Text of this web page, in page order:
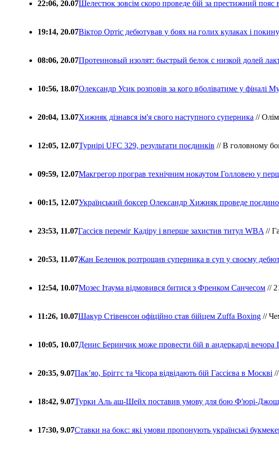
22:06, 20.07Шелестюк зовсім скоро проведе бій за престижний пояс
19:14, 20.07Віктор Ортіс дебютував у боях на голих кулаках і
08:06, 20.07Протеиновый изолят: быстрый белок с низкой долей
10:56, 18.07Олександр Усик розповів за кого вболіватиме у фіналі
20:04, 13.07Хижняк дізнався ім'я свого наступного суперника //
12:05, 12.07Турнірі UFC 329, результати поєдинків // В головному
09:59, 12.07Макгрегор програв технічним нокаутом Голловею у
00:15, 12.07Український боксер Олександр Хижняк проведе
23:53, 11.07Гассієв переміг Кадіру і вперше захистив титул WBA //
20:53, 11.07Жан Беленюк розтрощив суперника в суп у своєму
12:54, 10.07Мозес Ітаума відмовився битися з Френком Санчесом //
11:26, 10.07Шакур Стівенсон офіційно став бійцем Zuffa Boxing //
10:05, 10.07Денис Беринчик може провести бій в андеркарді вечора
20:35, 9.07Пакʼяо, Бріггс та Чісора відвідають бій Гассієва в Москві
18:42, 9.07Турки Аль аш-Шейх поставив умову для бою Ф'юрі-
17:30, 9.07Ставки на бокс: які умови пропонують українські